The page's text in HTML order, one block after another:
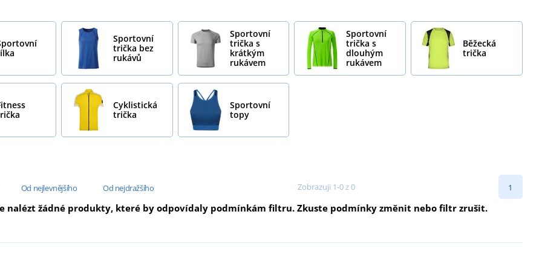
Sportovní
trička bez
rukávů
Sportovní
trička s
krátkým
rukávem
Sportovní
trička s
dlouhým
rukávem
Běžecká
trička
Cyklistická
trička
Sportovní
topy
Od nejlevnějšího Od nejdražšího Zobrazuji 1-0 z 0 1
nalézt žádné produkty, které by odpovídaly podmínkám filtru. Zkuste podmínky změnit nebo filtr zrušit.